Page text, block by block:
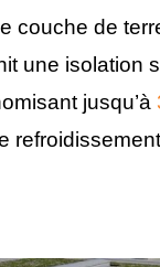
couche de
une isolation
jusqu’à